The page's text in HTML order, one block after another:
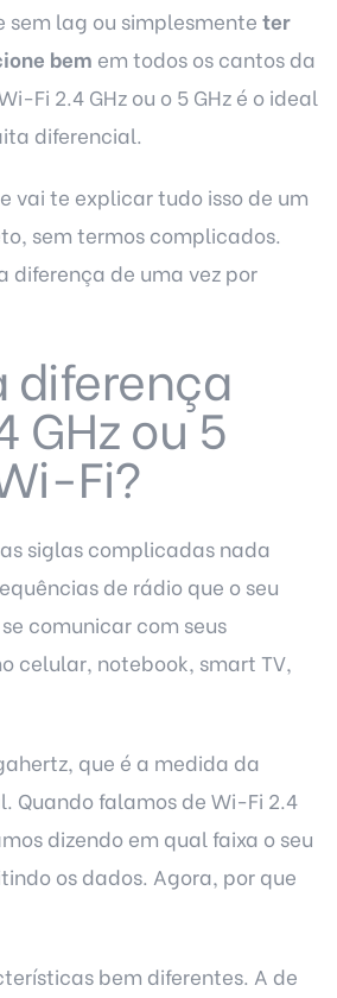
sem lag ou simplesmente ter
bem em todos os cantos da
Fi 2.4 GHz ou o 5 GHz é o ideal
diferencial.
vai te explicar tudo isso de um
sem termos complicados.
diferença de uma vez por
diferença
GHz ou 5
Fi?
siglas complicadas nada
de rádio que o seu
comunicar com seus
celular, notebook, smart TV,
que é a medida da
Quando falamos de Wi-Fi 2.4
dizendo em qual faixa o seu
os dados. Agora, por que
bem diferentes. A de